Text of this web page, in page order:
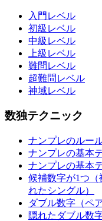
入門レベル
初級レベル
中級レベル
上級レベル
難問レベル
超難問レベル
神域レベル
数独テクニック
ナンプレのルー
ナンプレの基本
ナンプレの基本
候補数字が1つ
れたシングル）
ダブル数字（ペ
隠れたダブル数